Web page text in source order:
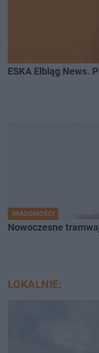
ESKA Elbląg News.
WIADOMOŚCI
Nowoczesne
LOKALNIE: